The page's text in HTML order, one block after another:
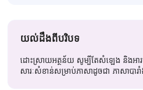
យល់ដឹងពីបរិបទ
ដោះស្រាយអត្ថន័យ សូម្បីតែសំឡេង និងអា
សារៈសំខាន់សម្រាប់ភាសាដូចជា ភាសា​បារ